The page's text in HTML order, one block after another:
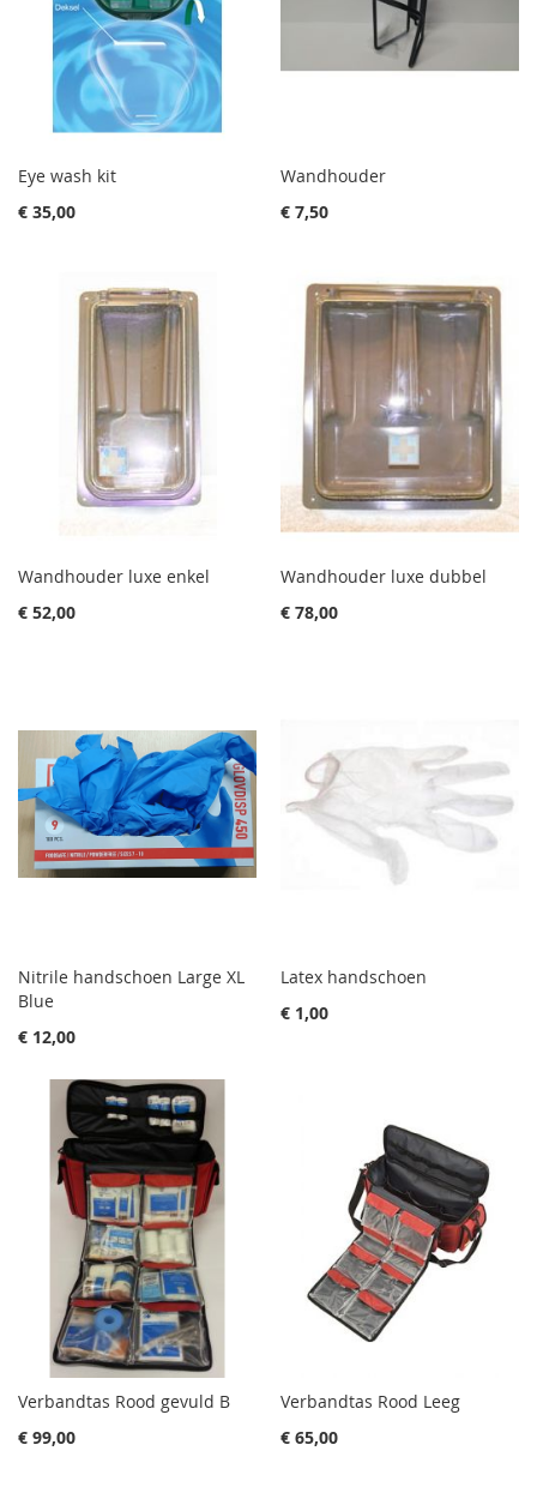
Eye wash kit
€ 35,00
Wandhouder
€ 7,50
Wandhouder luxe enkel
€ 52,00
Wandhouder luxe dubbel
€ 78,00
Nitrile handschoen Large XL
Blue
€ 12,00
Latex handschoen
€ 1,00
Verbandtas Rood gevuld B
€ 99,00
Verbandtas Rood Leeg
€ 65,00